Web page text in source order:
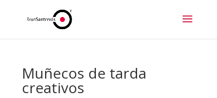
Muñecos de tarda
creativos